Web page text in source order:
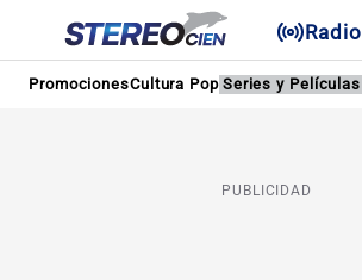
Radio
PromocionesCultura Pop Series y Películas
PUBLICIDAD